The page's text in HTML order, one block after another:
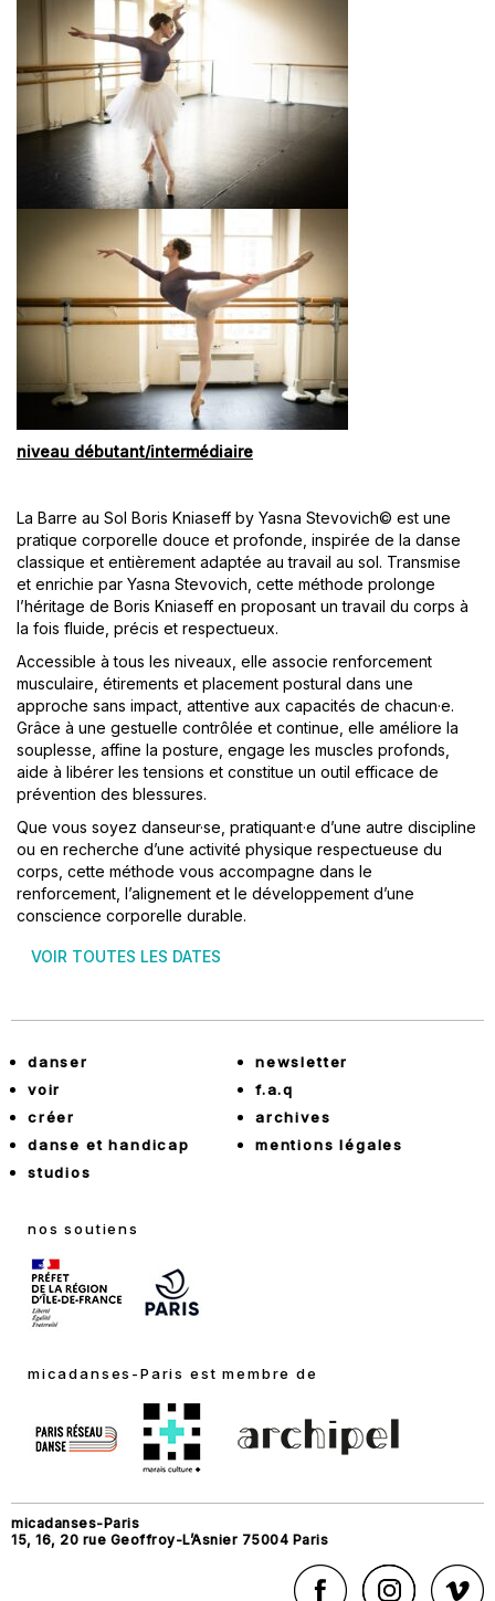
niveau débutant/intermédiaire
La Barre au Sol Boris Kniaseff by Yasna Stevovich© est une
pratique corporelle douce et profonde, inspirée de la danse
classique et entièrement adaptée au travail au sol. Transmise
et enrichie par Yasna Stevovich, cette méthode prolonge
l’héritage de Boris Kniaseff en proposant un travail du corps à
la fois fluide, précis et respectueux.
Accessible à tous les niveaux, elle associe renforcement
musculaire, étirements et placement postural dans une
approche sans impact, attentive aux capacités de chacun·e.
Grâce à une gestuelle contrôlée et continue, elle améliore la
souplesse, affine la posture, engage les muscles profonds,
aide à libérer les tensions et constitue un outil efficace de
prévention des blessures.
Que vous soyez danseur·se, pratiquant·e d’une autre discipline
ou en recherche d’une activité physique respectueuse du
corps, cette méthode vous accompagne dans le
renforcement, l’alignement et le développement d’une
conscience corporelle durable.
VOIR TOUTES LES DATES
danser
voir
créer
danse et handicap
studios
newsletter
f.a.q
archives
mentions légales
nos soutiens
micadanses-Paris est membre de
micadanses-Paris
15, 16, 20 rue Geoffroy-L’Asnier 75004 Paris